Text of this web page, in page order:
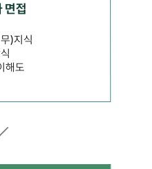
면접
)지식
해도